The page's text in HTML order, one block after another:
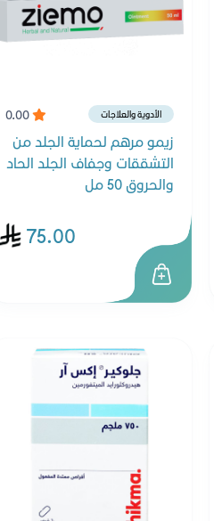
0.00 الأدوية والعلاجات
زيمو مرهم لحماية الجلد من
التشققات وجفاف الجلد الحاد
والحروق 50 مل
75.00